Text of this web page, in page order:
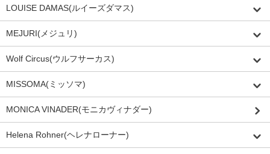
LOUISE DAMAS(ルイーズダマス)
MEJURI(メジュリ)
Wolf Circus(ウルフサーカス)
MISSOMA(ミッソマ)
MONICA VINADER(モニカヴィナダー)
Helena Rohner(ヘレナローナー)